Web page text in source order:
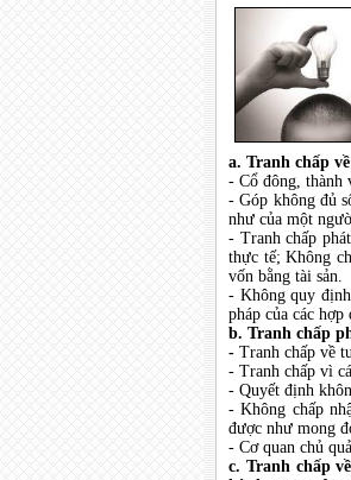
a. Tranh chấp
- Cổ đông, thành
- Góp không đủ
như của một
- Tranh chấp
thực tế; Không
vốn bằng tài sản.
- Không quy
pháp của các
b. Tranh chấp
- Tranh chấp về
- Tranh chấp vì
- Quyết định
- Không chấp
được như mong
- Cơ quan chủ
c. Tranh chấp